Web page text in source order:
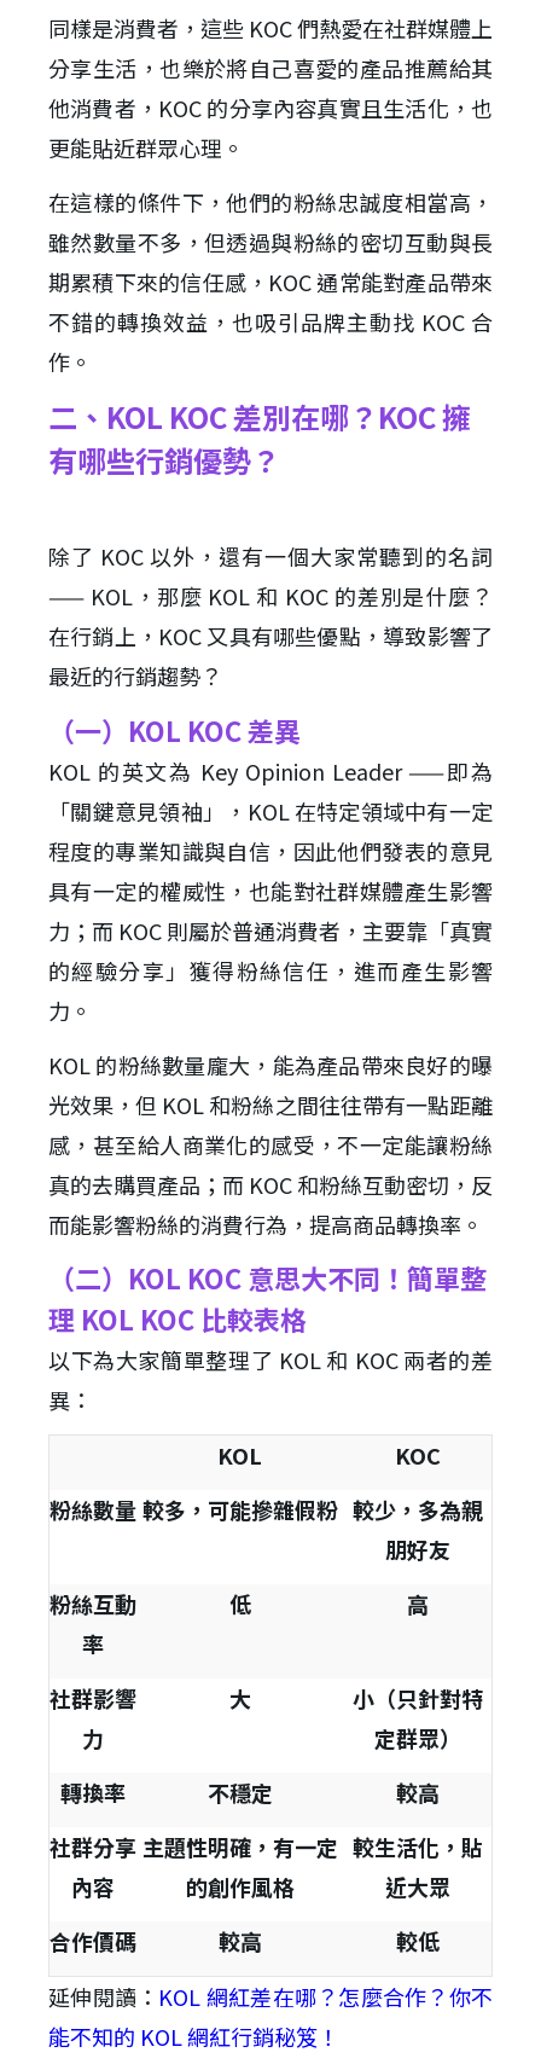
同樣是消費者，這些 KOC 們熱愛在社群媒體上
分享生活，也樂於將自己喜愛的產品推薦給其
他消費者，KOC 的分享內容真實且生活化，也
更能貼近群眾心理。
在這樣的條件下，他們的粉絲忠誠度相當高，
雖然數量不多，但透過與粉絲的密切互動與長
期累積下來的信任感，KOC 通常能對產品帶來
不錯的轉換效益，也吸引品牌主動找 KOC 合
作。
二、KOL KOC 差別在哪？KOC 擁
有哪些行銷優勢？
除了 KOC 以外，還有一個大家常聽到的名詞
—— KOL，那麼 KOL 和 KOC 的差別是什麼？
在行銷上，KOC 又具有哪些優點，導致影響了
最近的行銷趨勢？
（一）KOL KOC 差異
KOL 的英文為 Key Opinion Leader ——即為
「關鍵意見領袖」，KOL 在特定領域中有一定
程度的專業知識與自信，因此他們發表的意見
具有一定的權威性，也能對社群媒體產生影響
力；而 KOC 則屬於普通消費者，主要靠「真實
的經驗分享」獲得粉絲信任，進而產生影響
力。
KOL 的粉絲數量龐大，能為產品帶來良好的曝
光效果，但 KOL 和粉絲之間往往帶有一點距離
感，甚至給人商業化的感受，不一定能讓粉絲
真的去購買產品；而 KOC 和粉絲互動密切，反
而能影響粉絲的消費行為，提高商品轉換率。
（二）KOL KOC 意思大不同！簡單整
理 KOL KOC 比較表格
以下為大家簡單整理了 KOL 和 KOC 兩者的差
異：
KOL
KOC
粉絲數量較多，可能摻雜假粉 較少，多為親
朋好友
粉絲互動
率
低 高
社群影響
力
大
小（只針對特
定群眾）
轉換率
不穩定
較高
社群分享
內容
主題性明確，有一定
的創作風格
較生活化，貼
近大眾
合作價碼
較高
較低
延伸閱讀： KOL 網紅差在哪？怎麼合作？你不
能不知的 KOL 網紅行銷秘笈！